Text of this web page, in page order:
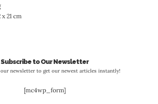
x 2 x 21 cm
Subscribe to Our Newsletter
newsletter to get our newest articles instantly!
[mc4wp_form]